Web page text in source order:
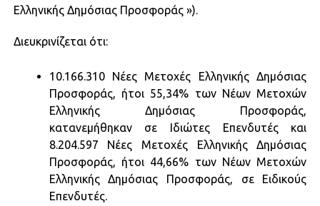
Ελληνικής Δημόσιας Προσφοράς »).
Διευκρινίζεται ότι:
10.166.310 Νέες Μετοχές Ελληνικής Δημόσιας
Προσφοράς, ήτοι 55,34% των Νέων Μετοχών
Ελληνικής Δημόσιας Προσφοράς,
κατανεμήθηκαν σε Ιδιώτες Επενδυτές και
8.204.597 Νέες Μετοχές Ελληνικής Δημόσιας
Προσφοράς, ήτοι 44,66% των Νέων Μετοχών
Ελληνικής Δημόσιας Προσφοράς, σε Ειδικούς
Επενδυτές.